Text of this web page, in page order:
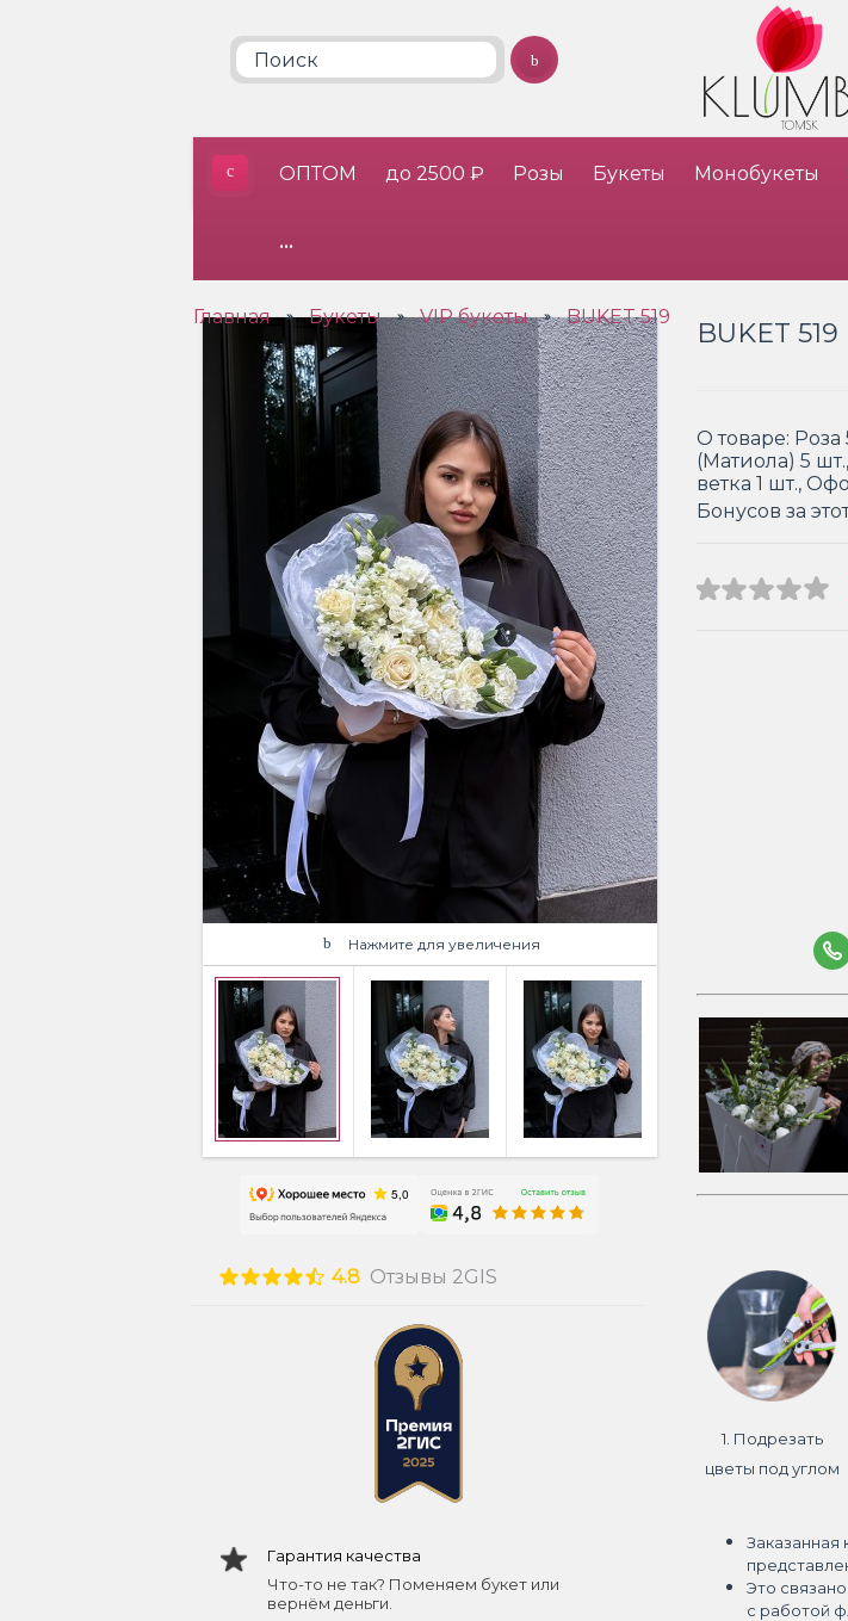
ОПТОМ до 2500 ₽ Розы Букеты Монобукеты
•••
Главная » Букеты » VIP букеты » BUKET 519
Нажмите для увеличения
4.8 Отзывы 2GIS
Гарантия качества
Что-то не так? Поменяем букет или
вернём деньги.
BUKET 519
О товаре: Роза
(Матиола) 5
ветка 1 шт.,
Бонусов за
1. Подрезать
цветы под углом
Заказанная
Это
с работой